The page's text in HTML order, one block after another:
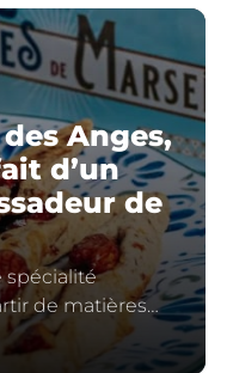
Anges,
d’un
de
spécialité
de matières